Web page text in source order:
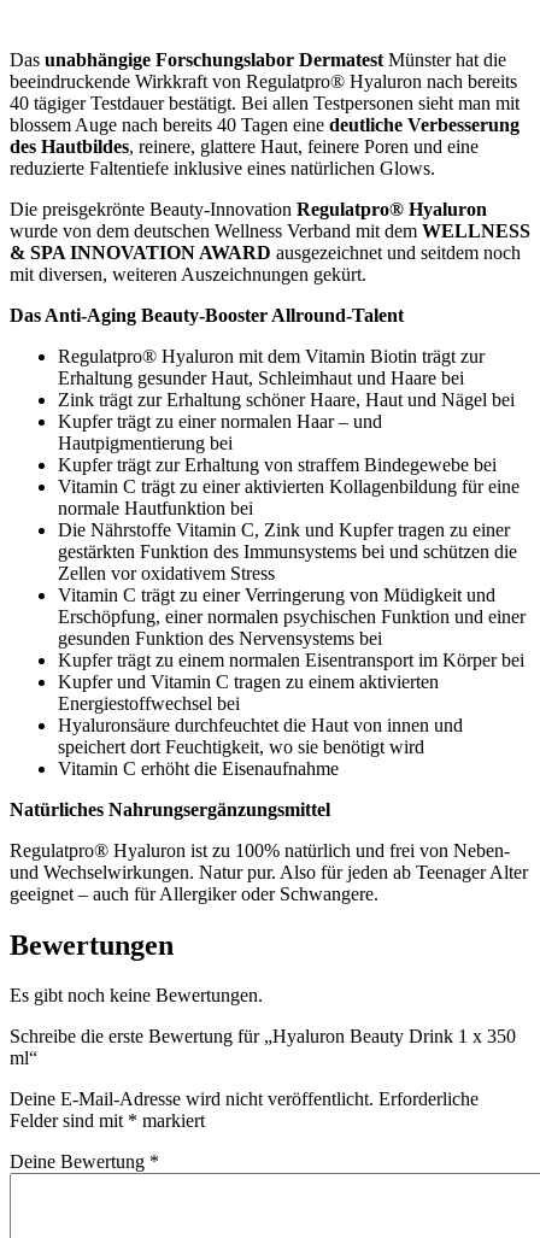
Das unabhängige Forschungslabor Dermatest Münster hat die
beeindruckende Wirkkraft von Regulatpro® Hyaluron nach bereits
40 tägiger Testdauer bestätigt. Bei allen Testpersonen sieht man mit
blossem Auge nach bereits 40 Tagen eine deutliche Verbesserung
des Hautbildes, reinere, glattere Haut, feinere Poren und eine
reduzierte Faltentiefe inklusive eines natürlichen Glows.
Die preisgekrönte Beauty-Innovation Regulatpro® Hyaluron
wurde von dem deutschen Wellness Verband mit dem WELLNESS
& SPA INNOVATION AWARD ausgezeichnet und seitdem noch
mit diversen, weiteren Auszeichnungen gekürt.
Das Anti-Aging Beauty-Booster Allround-Talent
Regulatpro® Hyaluron mit dem Vitamin Biotin trägt zur
Erhaltung gesunder Haut, Schleimhaut und Haare bei
Zink trägt zur Erhaltung schöner Haare, Haut und Nägel bei
Kupfer trägt zu einer normalen Haar – und
Hautpigmentierung bei
Kupfer trägt zur Erhaltung von straffem Bindegewebe bei
Vitamin C trägt zu einer aktivierten Kollagenbildung für eine
normale Hautfunktion bei
Die Nährstoffe Vitamin C, Zink und Kupfer tragen zu einer
gestärkten Funktion des Immunsystems bei und schützen die
Zellen vor oxidativem Stress
Vitamin C trägt zu einer Verringerung von Müdigkeit und
Erschöpfung, einer normalen psychischen Funktion und einer
gesunden Funktion des Nervensystems bei
Kupfer trägt zu einem normalen Eisentransport im Körper bei
Kupfer und Vitamin C tragen zu einem aktivierten
Energiestoffwechsel bei
Hyaluronsäure durchfeuchtet die Haut von innen und
speichert dort Feuchtigkeit, wo sie benötigt wird
Vitamin C erhöht die Eisenaufnahme
Natürliches Nahrungsergänzungsmittel
Regulatpro® Hyaluron ist zu 100% natürlich und frei von Neben-
und Wechselwirkungen. Natur pur. Also für jeden ab Teenager Alter
geeignet – auch für Allergiker oder Schwangere.
Bewertungen
Es gibt noch keine Bewertungen.
Schreibe die erste Bewertung für „Hyaluron Beauty Drink 1 x 350
ml“
Deine E-Mail-Adresse wird nicht veröffentlicht. Erforderliche
Felder sind mit * markiert
Deine Bewertung *